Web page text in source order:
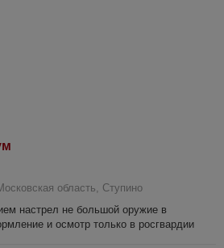
область, Ступино
настрел не большой оружие в
и осмотр только в росгвардии